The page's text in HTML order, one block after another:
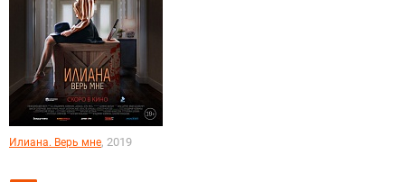
Илиана. Верь мне, 2019